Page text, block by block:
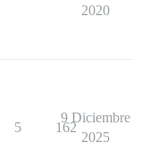
2020
5 162
9 Diciembre
2025